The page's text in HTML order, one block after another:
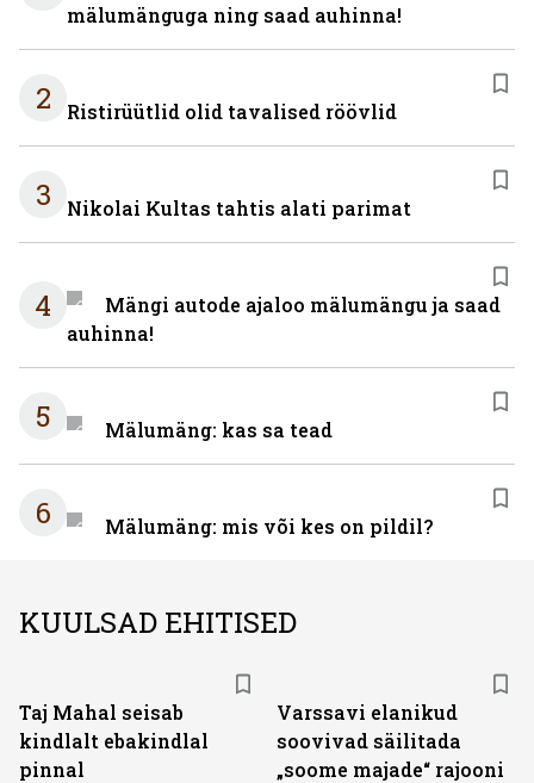
mälumänguga ning saad auhinna!
2 Ristirüütlid olid tavalised röövlid
3 Nikolai Kultas tahtis alati parimat
4
Mängi autode ajaloo mälumängu ja saad
auhinna!
5 Mälumäng: kas sa tead
6 Mälumäng: mis või kes on pildil?
KUULSAD EHITISED
Taj Mahal seisab
kindlalt ebakindlal
pinnal
Varssavi elanikud
soovivad säilitada
„soome majade“ rajooni